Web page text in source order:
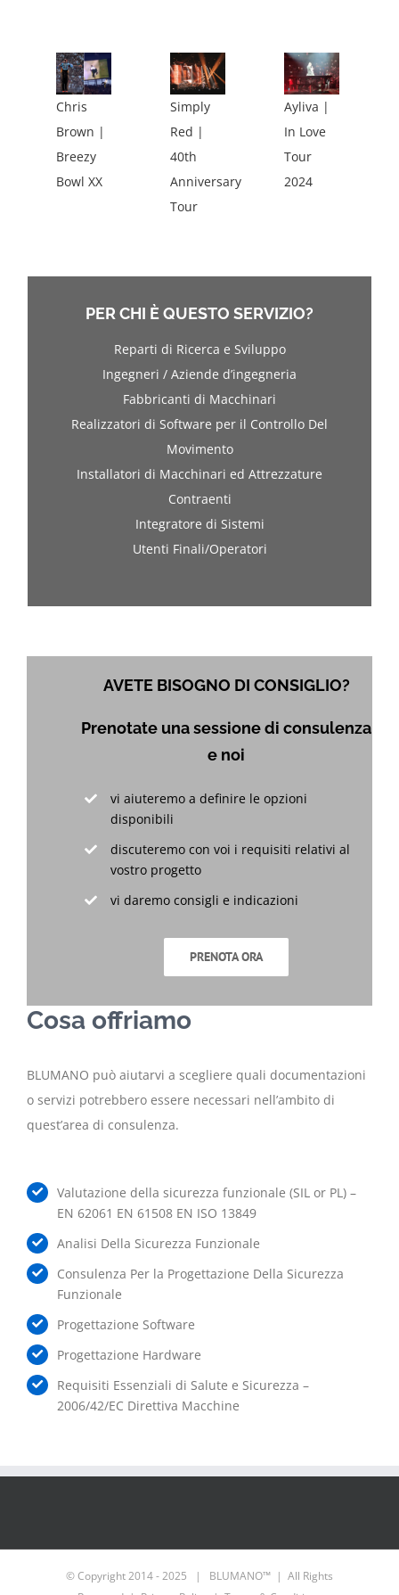
Chris
Brown |
Breezy
Bowl XX
Simply
Red |
40th
Anniversary
Tour
Ayliva |
In Love
Tour
2024
PER CHI È QUESTO SERVIZIO?
Reparti di Ricerca e Sviluppo
Ingegneri / Aziende d’ingegneria
Fabbricanti di Macchinari
Realizzatori di Software per il Controllo Del
Movimento
Installatori di Macchinari ed Attrezzature
Contraenti
Integratore di Sistemi
Utenti Finali/Operatori
AVETE BISOGNO DI CONSIGLIO?
Prenotate una sessione di consulenza
e noi
vi aiuteremo a definire le opzioni
disponibili
discuteremo con voi i requisiti relativi al
vostro progetto
vi daremo consigli e indicazioni
PRENOTA ORA
Cosa offriamo
BLUMANO può aiutarvi a scegliere quali documentazioni
o servizi potrebbero essere necessari nell’ambito di
quest’area di consulenza.
Valutazione della sicurezza funzionale (SIL or PL) –
EN 62061 EN 61508 EN ISO 13849
Analisi Della Sicurezza Funzionale
Consulenza Per la Progettazione Della Sicurezza
Funzionale
Progettazione Software
Progettazione Hardware
Requisiti Essenziali di Salute e Sicurezza –
2006/42/EC Direttiva Macchine
© Copyright 2014 - 2025 | BLUMANO™ | All Rights